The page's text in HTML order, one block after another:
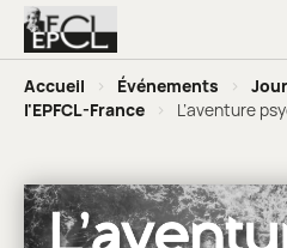
Accueil > Événements >
l'EPFCL-France
> L’aventure